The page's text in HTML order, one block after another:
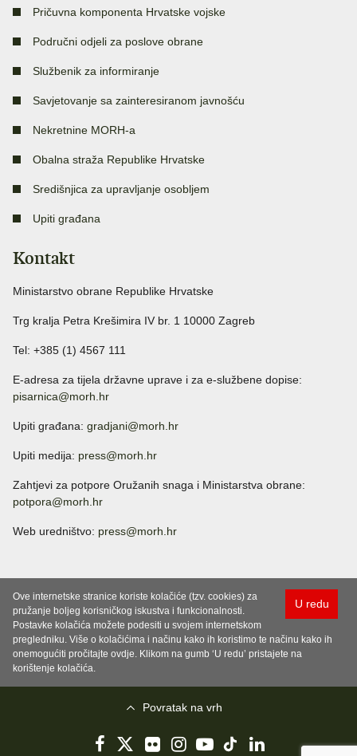
Pričuvna komponenta Hrvatske vojske
Područni odjeli za poslove obrane
Službenik za informiranje
Savjetovanje sa zainteresiranom javnošću
Nekretnine MORH-a
Obalna straža Republike Hrvatske
Središnjica za upravljanje osobljem
Upiti građana
Kontakt
Ministarstvo obrane Republike Hrvatske
Trg kralja Petra Krešimira IV br. 1 10000 Zagreb
Tel: +385 (1) 4567 111
E-adresa za tijela državne uprave i za e-službene dopise:
pisarnica@morh.hr
Upiti građana: gradjani@morh.hr
Upiti medija: press@morh.hr
Zahtjevi za potpore Oružanih snaga i Ministarstva obrane:
potpora@morh.hr
Web uredništvo: press@morh.hr
U redu
Ove internetske stranice koriste kolačiće (tzv. cookies) za
pružanje boljeg korisničkog iskustva i funkcionalnosti.
Postavke kolačića možete podesiti u svojem internetskom
pregledniku. Više o kolačićima i načinu kako ih koristimo te načinu kako ih
onemogućiti pročitajte ovdje. Klikom na gumb ‘U redu’ pristajete na
korištenje kolačića.
Povratak na vrh